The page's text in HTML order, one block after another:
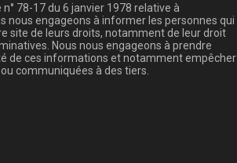
78-17 du 6 janvier 1978 relative à
nous engageons à informer les personnes qui
site de leurs droits, notamment de leur droit
Nous nous engageons à prendre
de ces informations et notamment empêcher
communiquées à des tiers.